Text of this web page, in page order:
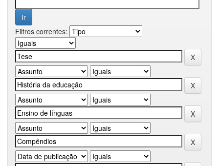
Filtros correntes: